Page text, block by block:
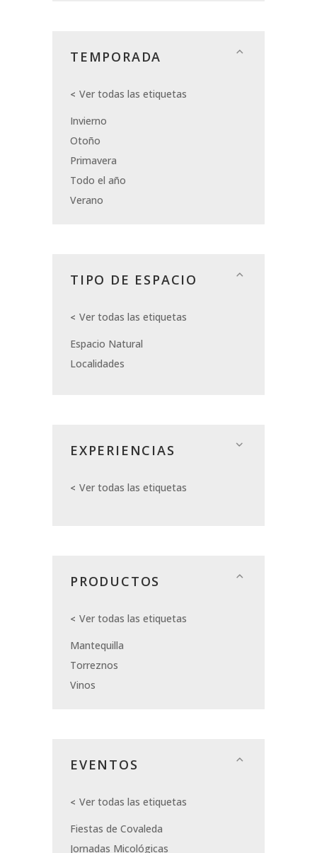
TEMPORADA
Ver todas las etiquetas
Invierno
Otoño
Primavera
Todo el año
Verano
TIPO DE ESPACIO
Ver todas las etiquetas
Espacio Natural
Localidades
EXPERIENCIAS
Ver todas las etiquetas
PRODUCTOS
Ver todas las etiquetas
Mantequilla
Torreznos
Vinos
EVENTOS
Ver todas las etiquetas
Fiestas de Covaleda
Jornadas Micológicas